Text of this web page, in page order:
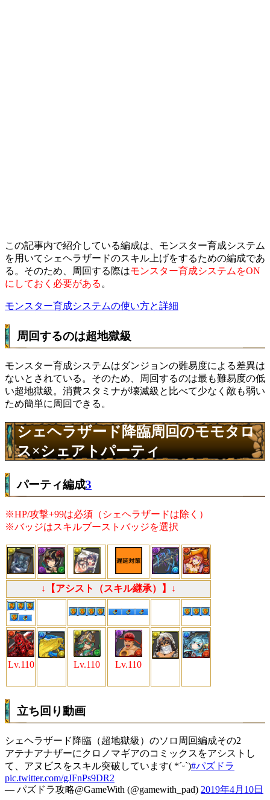
この記事内で紹介している編成は、モンスター育成システム
を用いてシェヘラザードのスキル上げをするための編成であ
る。そのため、周回する際はモンスター育成システムをON
にしておく必要がある 。
モンスター育成システムの使い方と詳細
周回するのは超地獄級
モンスター育成システムはダンジョンの難易度による差異は
ないとされている。そのため、周回するのは最も難易度の低
い超地獄級。消費スタミナが壊滅級と比べて少なく敵も弱い
ため簡単に周回できる。
シェヘラザード降臨周回のモモタロ
ス×シェアトパーティ
パーティ編成3
※HP/攻撃+99は必須（シェヘラザードは除く）
※バッジはスキルブーストバッジを選択
↓【アシスト（スキル継承）】↓
Lv.110 Lv.110 Lv.110
立ち回り動画
シェヘラザード降臨（超地獄級）のソロ周回編成その2
アテナアナザーにクロノマギアのコミックスをアシストし
て、アヌビスをスキル突破しています( *ˊᵕˋ)#パズドラ
pic.twitter.com/gJFnPs9DR2
— パズドラ攻略@GameWith (@gamewith_pad) 2019年4月10日